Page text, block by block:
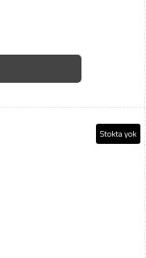
Stokta yok